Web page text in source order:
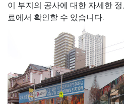
이 부지의 공사에 대한 자세한
료에서 확인할 수 있습니다.